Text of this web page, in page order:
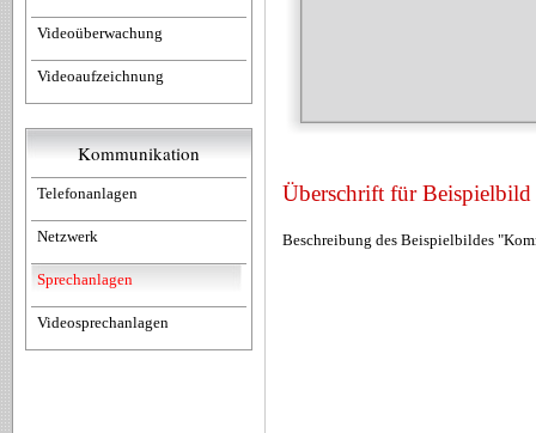
Videoüberwachung
Videoaufzeichnung
Kommunikation
Telefonanlagen
Netzwerk
Sprechanlagen
Videosprechanlagen
Überschrift für
Beschreibung des Beispielbildes